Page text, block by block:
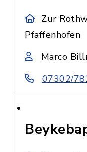
Zur
Pfaffenhofen
Marco
07302/